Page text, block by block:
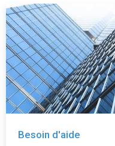
Besoin d'aide